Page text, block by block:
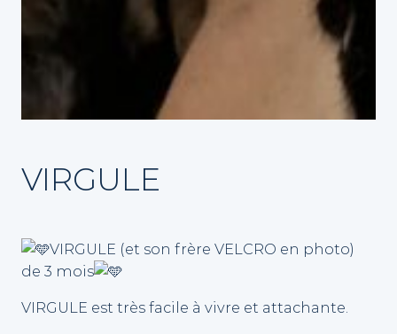
VIRGULE
VIRGULE (et son frère VELCRO en photo)
de 3 mois
VIRGULE est très facile à vivre et attachante.